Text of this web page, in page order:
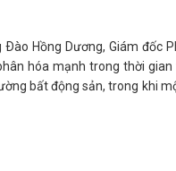
Hồng Dương, Giám đốc
hóa mạnh trong thời
bất động sản, trong khi